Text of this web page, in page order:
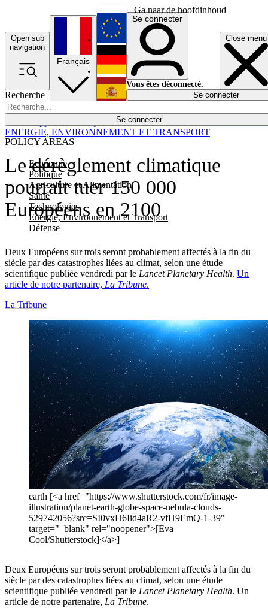
Ga naar de hoofdinhoud
Open sub
navigation
Close menu
Recherche
Se connecter
POLICY AREAS
Economie
Politique
Agriculture et Alimentation
Santé
Technologies
Energie, Environnement et Transport
Défense
Économie
Français
English
Deutsch
Español
Se connecter
Vous êtes déconnecté.
Se connecter
Le dérèglement climatique
pourrait tuer 150 000
Européens en 2100
Deux Européens sur trois seront probablement affectés à la fin du
siècle par des catastrophes liées au climat, selon une étude
scientifique publiée vendredi par le Lancet Planetary Health. Un
article de notre partenaire, La Tribune.
ENERGIE, ENVIRONNEMENT ET TRANSPORT
La Tribune
earth [<a href="https://www.shutterstock.com/fr/image-
illustration/planet-earth-globe-space-nebula-clouds-
529742056?src=SI0vxH6Iid4aR2-vfH9EmQ-1-39"
target="_blank" rel="noopener">[Eva
Cool/Shutterstock]</a>]
Deux Européens sur trois seront probablement affectés à la fin du
siècle par des catastrophes liées au climat, selon une étude
scientifique publiée vendredi par le Lancet Planetary Health. Un
article de notre partenaire, La Tribune.